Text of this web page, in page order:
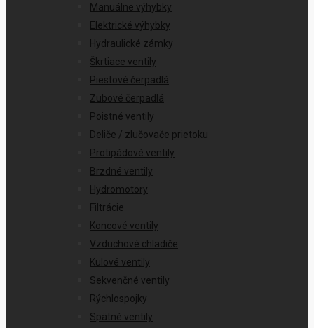
Manuálne výhybky
Elektrické výhybky
Hydraulické zámky
Škrtiace ventily
Piestové čerpadlá
Zubové čerpadlá
Poistné ventily
Deliče / zlučovače prietoku
Protipádové ventily
Brzdné ventily
Hydromotory
Filtrácie
Koncové ventily
Vzduchové chladiče
Kulové ventily
Sekvenčné ventily
Rýchlospojky
Spätné ventily